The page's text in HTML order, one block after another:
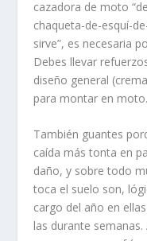
cazadora de moto
chaqueta-de-esquí-
sirve”, es necesaria
Debes llevar
diseño general
para montar en moto.
También guantes
caída más tonta en
daño, y sobre todo
toca el suelo son,
cargo del año en
las durante